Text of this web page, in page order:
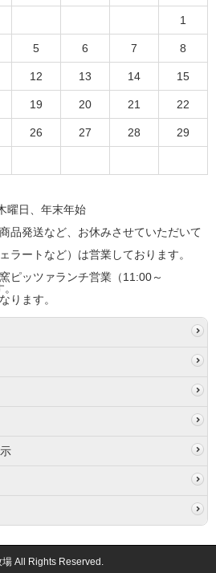
1
5 6 7 8
12 13 14 15
19 20 21 22
26 27 28 29
曜日、年末年始
品発送など、お休みさせていただいて
ラートなど）は営業しております。
ピッツァランチ営業（11:00～
ります。
All Rights Reserved.